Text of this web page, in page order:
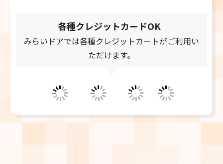
各種クレジットカードOK
みらいドアでは各種クレジットカートがご利用い
ただけます。